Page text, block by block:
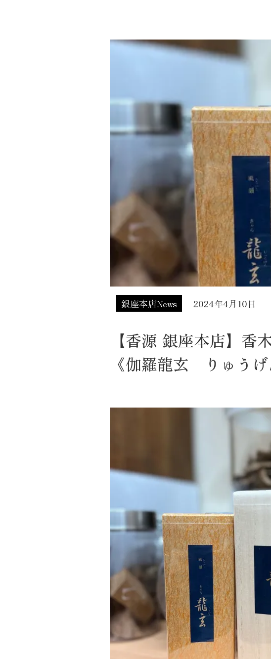
銀座本店News 2024年4月10日
【香源 銀座本店】
《伽羅龍玄 りゅうげ